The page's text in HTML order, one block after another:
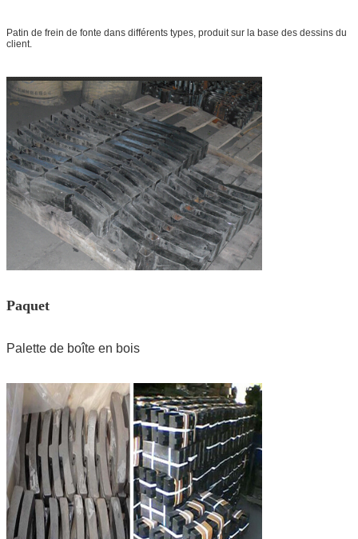
Patin de frein de fonte dans différents types, produit sur la base des dessins du
client.
Paquet
Palette de boîte en bois